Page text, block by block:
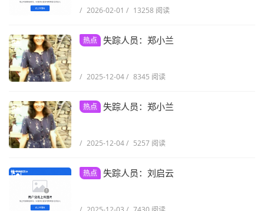
/ 2026-02-01 / 13258 阅读
热点 失踪人员：郑小兰
/ 2025-12-04/ 8345 阅读
热点 失踪人员：郑小兰
/ 2025-12-04/ 5257 阅读
热点 失踪人员：刘启云